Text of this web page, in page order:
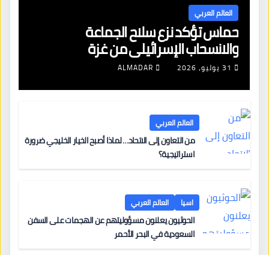
العالم العربي
حماس تؤكد نزع سلاح الجماعة
والانسحاب الإسرائيلي من غزة
31 يوليو، 2026 ALMADAR
العالم العربي
من التعاون إلى الاتحاد… لماذا أصبح الخيار الخليجي ضرورة
استراتيجية؟
اسيا العالم العربي
الحوثيون يعلنون مسؤوليتهم عن الهجمات على السفن
السعودية في البحر الأحمر